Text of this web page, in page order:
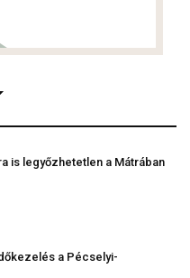
is legyőzhetetlen a Mátrában
a Pécselyi-